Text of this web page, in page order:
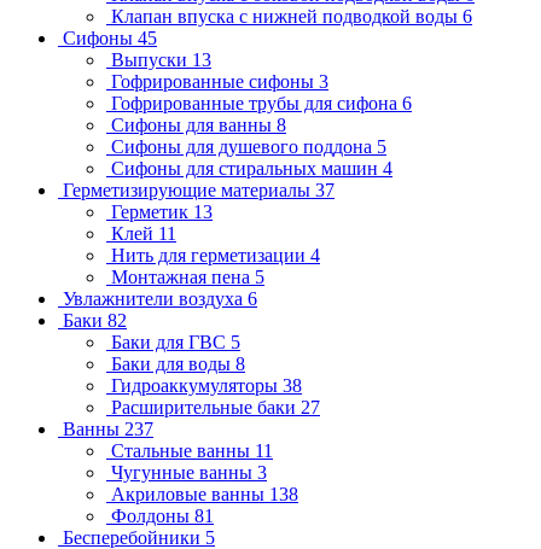
Клапан впуска с нижней подводкой воды 6
Сифоны 45
Выпуски 13
Гофрированные сифоны 3
Гофрированные трубы для сифона 6
Сифоны для ванны 8
Сифоны для душевого поддона 5
Сифоны для стиральных машин 4
Герметизирующие материалы 37
Герметик 13
Клей 11
Нить для герметизации 4
Монтажная пена 5
Увлажнители воздуха 6
Баки 82
Баки для ГВС 5
Баки для воды 8
Гидроаккумуляторы 38
Расширительные баки 27
Ванны 237
Стальные ванны 11
Чугунные ванны 3
Акриловые ванны 138
Фолдоны 81
Бесперебойники 5